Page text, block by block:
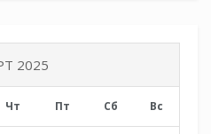
2025
Чт Пт Сб Вс